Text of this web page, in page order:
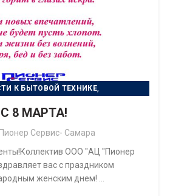
К БЫТОВОЙ ТЕХНИКЕ,
ЦИФРОВОЙ ТЕХНИКИ
С 8 МАРТА!
Пионер Сервис- Самара
ООО "АЦ "Пионер
вас с праздником
женским днем! ...